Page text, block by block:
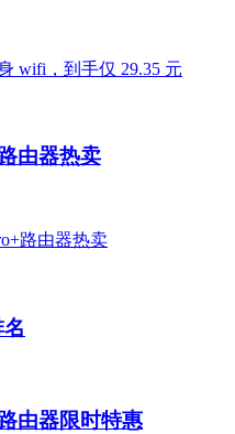
由器热卖
由器限时特惠